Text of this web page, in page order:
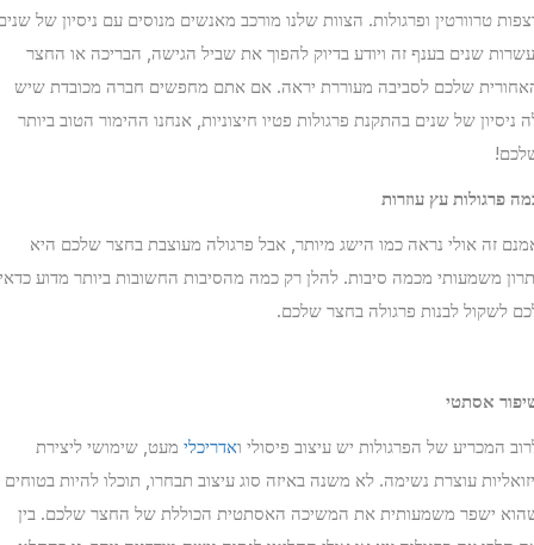
טרוורטין ופרגולות. הצוות שלנו מורכב מאנשים מנוסים עם ניסיון של שנים
שנים בענף זה ויודע בדיוק להפוך את שביל הגישה, הבריכה או החצר
שלכם לסביבה מעוררת יראה. אם אתם מחפשים חברה מכובדת שיש
ניסיון של שנים בהתקנת פרגולות פטיו חיצוניות, אנחנו ההימור הטוב ביותר
פרגולות עץ עוזרות
זה אולי נראה כמו הישג מיותר, אבל פרגולה מעוצבת בחצר שלכם היא
משמעותי מכמה סיבות. להלן רק כמה מהסיבות החשובות ביותר מדוע כדאי
לשקול לבנות פרגולה בחצר שלכם.
אסתטי
המכריע של הפרגולות יש עיצוב פיסולי ו אדריכלימעט, שימושי ליצירת
עוצרת נשימה. לא משנה באיזה סוג עיצוב תבחרו, תוכלו להיות בטוחים
ישפר משמעותית את המשיכה האסתטית הכוללת של החצר שלכם. בין